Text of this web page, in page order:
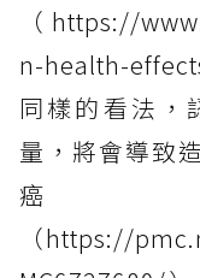
（https://
n-health-
同樣的看法，
量，將會導致
（https://